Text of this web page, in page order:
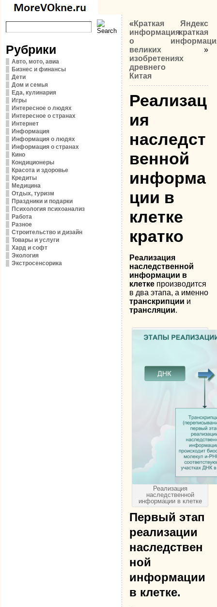
Рубрики
Авто, мото, авиа
Бизнес и финансы
Дети
Дом и семья
Еда, кулинария
Игры
Интересное о людях
Интересное о странах
Интернет
Информация
Информация о людях
Информация о странах
Кино
Кондиционеры
Красота и здоровье
Кредиты
Медицина
Отдых, туризм
Праздники и подарки
Психология психоанализ
Работа
Разное
Строительство и дизайн
Товары и услуги
Хард и софт
Экология
Экстросенсорика
«Краткая
информация
о
великих
изобретениях
древнего
Китая
Яндекс
краткая
»
Реализац
ия
наследст
венной
информа
ции в
клетке
кратко
Реализация
наследственной
информации в
клетке производится
в два этапа, а именно
транскрипции и
трансляции.
Реализация
наследственной
информации в клетке
Первый этап
реализации
наследствен
ной
информации
в клетке.